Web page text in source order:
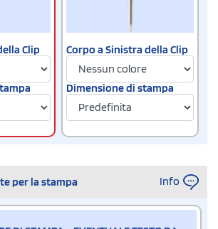
Clip Corpo a Sinistra della Clip
Dimensione di stampa
per la stampa Info